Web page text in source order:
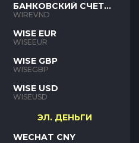
БАНКОВСКИЙ СЧЕТ
VND
WIREVND
WISE EUR
WISEEUR
WISE GBP
WISEGBP
WISE USD
WISEUSD
ЭЛ. ДЕНЬГИ
WECHAT CNY